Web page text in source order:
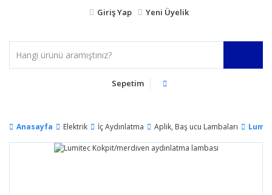
Giriş Yap Yeni Üyelik
Sepetim
Anasayfa Elektrik İç Aydınlatma Aplik, Baş ucu Lambaları